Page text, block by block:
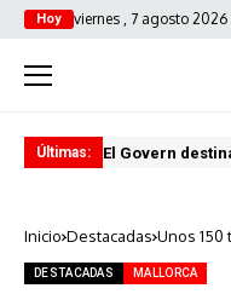
Hoy viernes , 7 agosto 2026
Últimas: El Govern
Inicio Destacadas Unos 150
sector
DESTACADAS MALLORCA